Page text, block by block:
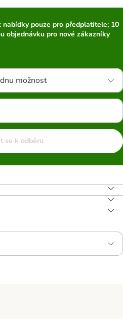
nabídky pouze pro předplatitele; 10
objednávku pro nové zákazníky
možnost
se k odběru